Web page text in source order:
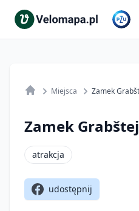
Miejsca Zamek
Zamek
atrakcja
udostępnij